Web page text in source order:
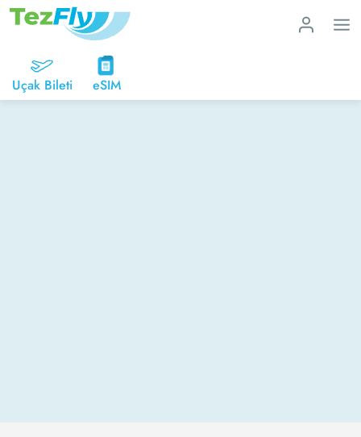
Uçak Bileti eSIM